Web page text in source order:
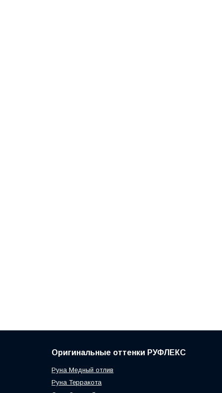
Оригинальные оттенки РУФЛЕКС
Руна Медный отлив
Руна Терракота